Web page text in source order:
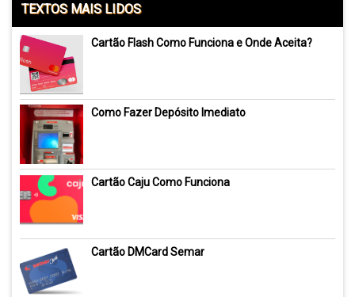
TEXTOS MAIS LIDOS
Cartão Flash Como Funciona e Onde Aceita?
Como Fazer Depósito Imediato
Cartão Caju Como Funciona
Cartão DMCard Semar